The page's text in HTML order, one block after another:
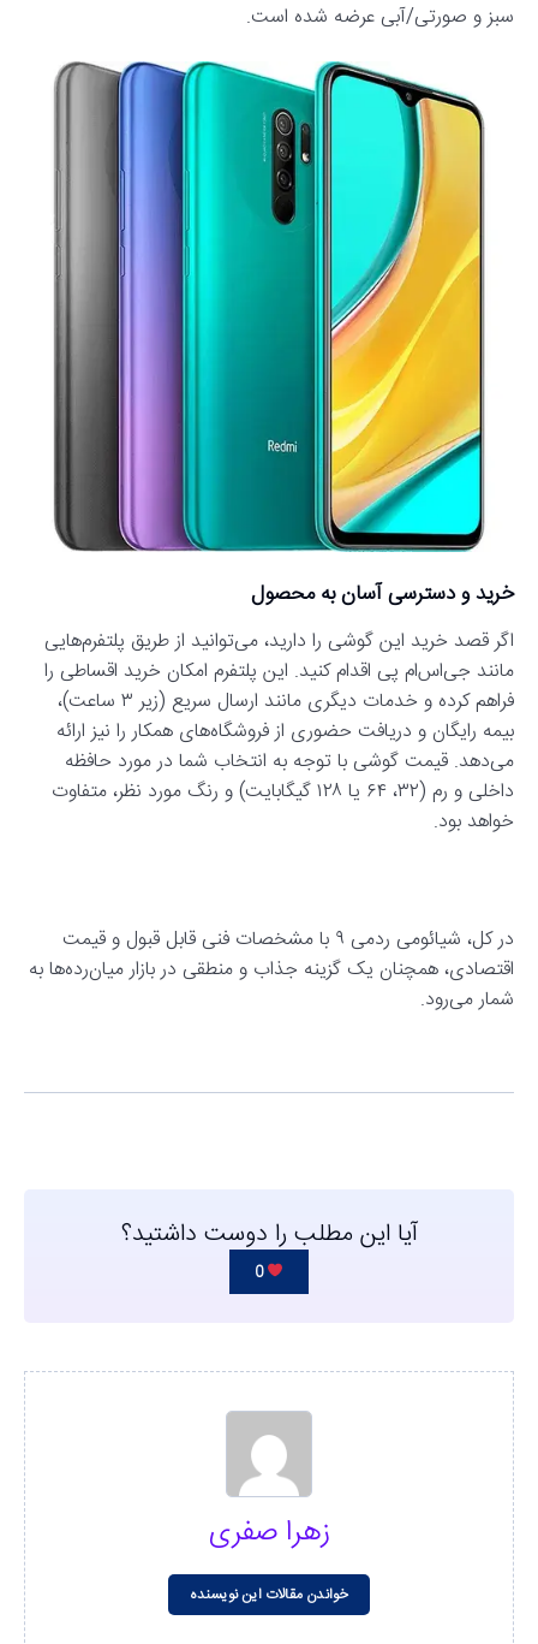
سبز و صورتی/آبی عرضه شده است.
خرید و دسترسی آسان به محصول
اگر قصد خرید این گوشی را دارید، می‌توانید از طریق پلتفرم‌هایی
مانند جی‌اس‌ام پی اقدام کنید. این پلتفرم امکان خرید اقساطی را
فراهم کرده و خدمات دیگری مانند ارسال سریع (زیر ۳ ساعت)،
بیمه رایگان و دریافت حضوری از فروشگاه‌های همکار را نیز ارائه
می‌دهد. قیمت گوشی با توجه به انتخاب شما در مورد حافظه
داخلی و رم (۳۲، ۶۴ یا ۱۲۸ گیگابایت) و رنگ مورد نظر، متفاوت
خواهد بود.
در کل، شیائومی ردمی ۹ با مشخصات فنی قابل قبول و قیمت
اقتصادی، همچنان یک گزینه جذاب و منطقی در بازار میان‌رده‌ها به
شمار می‌رود.
آیا این مطلب را دوست داشتید؟
0
زهرا صفری
خواندن مقالات این نویسنده